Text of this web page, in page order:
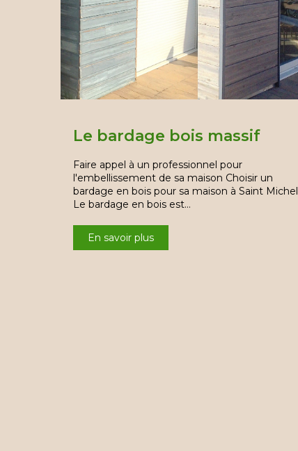
Le bardage bois massif
Faire appel à un professionnel pour
l'embellissement de sa maison Choisir un
bardage en bois pour sa maison à Saint Michel
Le bardage en bois est…
En savoir plus